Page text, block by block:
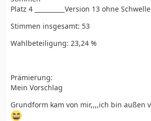
Platz 4 __________Version 13 ohne
Stimmen insgesamt: 53
Wahlbeteiligung: 23,24 %
Prämierung:
Mein Vorschlag
Grundform kam von mir,,,,ich bin außen